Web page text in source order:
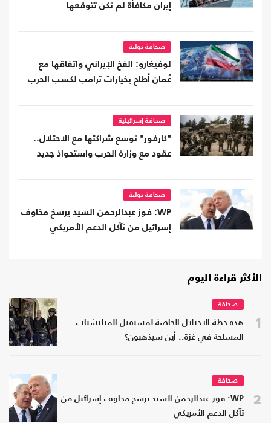
إيران مكافأة لم تكن تتوقعها
صحافة دولية
لوفيغارو: الفخ الإيراني واتفاقها مع
عُمان أطاح بخيارات ترامب لكسب الحرب
صحافة إسرائيلية
"كارفور" توسع شراكتها مع الاحتلال..
عقود مع وزارة الحرب واستحواذ جديد
صحافة دولية
WP: فوز عبدالرحمن السيد يرسخ مخاوف
إسرائيل من تآكل الدعم الأمريكي
الأكثر قراءة اليوم
1
صحافة
هذه خطة الاحتلال الخاصة لمستقبل الميليشيات
المسلحة في غزة.. أين سيذهبون؟
2
صحافة
WP: فوز عبدالرحمن السيد يرسخ مخاوف إسرائيل من
تآكل الدعم الأمريكي